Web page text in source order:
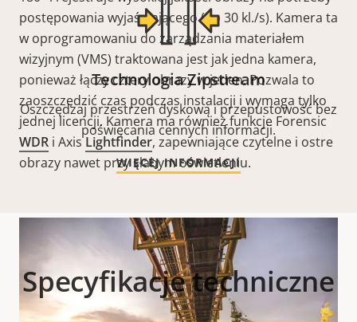
postępowania wyjaśniającego (do 30 kl./s). Kamera ta
w oprogramowaniu do zarządzania materiałem
wizyjnym (VMS) traktowana jest jak jedna kamera,
ponieważ łączy cztery obrazy w jeden. Pozwala to
zaoszczędzić czas podczas instalacji i wymaga tylko
jednej licencji. Kamera ma również funkcje Forensic
WDR i AxisLightfinder, zapewniające czytelne i ostre
obrazy nawet przy słabym oświetleniu.
Technologia Zipstream
Oszczędzaj przestrzeń dyskową i przepustowość bez
poświęcania cennych informacji.
WIĘCEJ INFORMACJI
Specyfikacje techniczne